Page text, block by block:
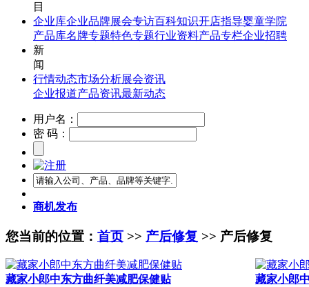
目
企业库企业品牌展会专访百科知识开店指导婴童学院
产品库名牌专题特色专题行业资料产品专栏企业招聘
新
闻
行情动态市场分析展会资讯
企业报道产品资讯最新动态
用户名：
密 码：
商机发布
您当前的位置： 首页 >> 产后修复 >> 产后修复
藏家小郎中东方曲纤美减肥保健贴
藏家小郎